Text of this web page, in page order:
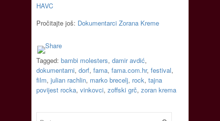
HAVC
Pročitajte još: Dokumentarci Zorana Kreme
Tagged: bambi molesters, damir avdić,
dokumentarni, dorf, fama, fama.com.hr, festival,
film, julian rachlin, marko brecelj, rock, tajna
povijest rocka, vinkovci, zoffski grč, zoran krema